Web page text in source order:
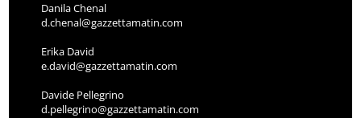
Danila Chenal
d.chenal@gazzettamatin.com
Erika David
e.david@gazzettamatin.com
Davide Pellegrino
d.pellegrino@gazzettamatin.com